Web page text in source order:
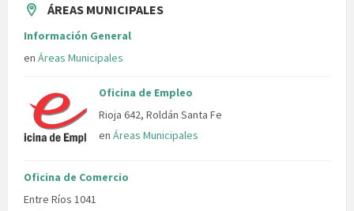
ÁREAS MUNICIPALES
Información General
en Áreas Municipales
Oficina de Empleo
Rioja 642, Roldán Santa Fe
en Áreas Municipales
Oficina de Comercio
Entre Ríos 1041